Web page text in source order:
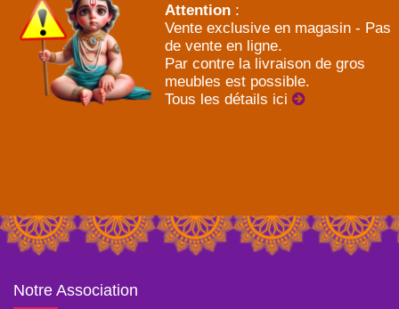
Attention :
Vente exclusive en magasin - Pas
de vente en ligne.
Par contre la livraison de gros
meubles est possible.
Tous les détails ici
Notre Association